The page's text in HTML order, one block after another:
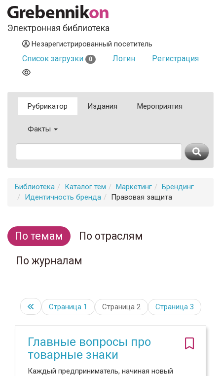
Электронная библиотека
Незарегистрированный посетитель
Список загрузки 0 Логин Регистрация
Рубрикатор Издания Мероприятия
Факты
Библиотека Каталог тем Маркетинг
Брендинг
Идентичность бренда
Правовая защита
По темам
По отраслям
По журналам
Страница 1 Страница 2 Страница 3
Главные вопросы про
товарные знаки
Каждый предприниматель, начиная новый